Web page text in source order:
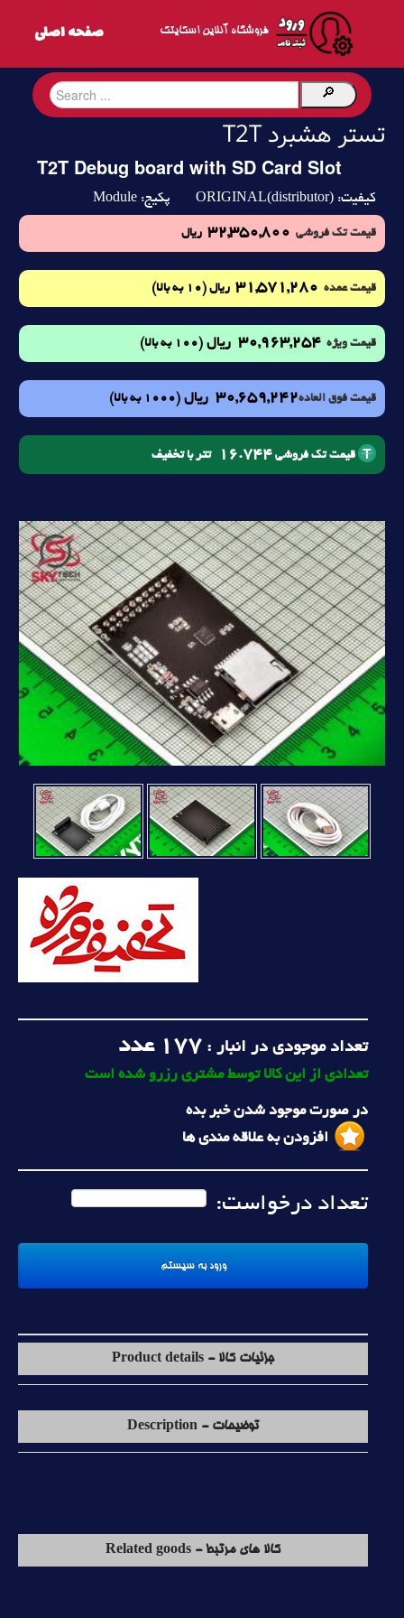
فروشگاه آنلاین اسکایتک
تستر هشبرد T2T
T2T Debug board with SD Card Slot
کیفیت: ORIGINAL(distributor) پکیج: Module
قیمت تک فروشی 32,350,800 ریال
قیمت عمده 31,571,280 ریال (10 به بالا)
قیمت ویژه 30,963,254 ریال (100 به بالا)
قیمت فوق العاده30,659,242 ریال (1000 به بالا)
قیمت تک فروشی 16.744 تتر با تخفیف
تعداد موجودی در انبار : 177 عدد
تعدادی از این کالا توسط مشتری رزرو شده است
در صورت موجود شدن خبر بده
افزودن به علاقه مندی ها
تعداد درخواست:
جزئیات کالا - Product details
توضیحات - Description
کالا های مرتبط - Related goods